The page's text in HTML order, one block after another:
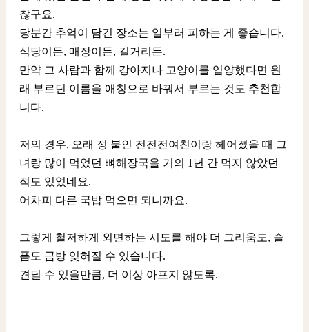
찮구요.
당분간 추억이 담긴 장소는 일부러 피하는 게 좋습니다.
식당이든, 매장이든, 길거리든.
만약 그 사람과 함께 강아지나 고양이를 입양했다면 원
래 부르던 이름을 애칭으로 바꿔서 부르는 것도 추천합
니다.
저의 경우, 오래 정 붙인 전전전여친이랑 헤어졌을 때 그
녀랑 많이 먹었던 뼈해장국을 거의 1년 간 먹지 않았던
적도 있었네요.
어차피 다른 국밥 먹으면 되니까요.
그렇게 철저하게 외면하는 시도를 해야 더 그리움도, 슬
픔도 금방 잊혀질 수 있습니다.
견딜 수 있을만큼, 더 이상 아프지 않도록.